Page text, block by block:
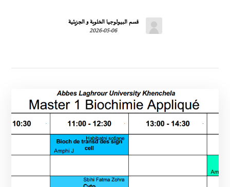
قسم البيولوجيا الخلوية و الجزيئية
2026-05-06